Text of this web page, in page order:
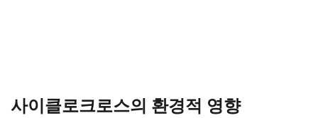
사이클로크로스의 환경적 영향